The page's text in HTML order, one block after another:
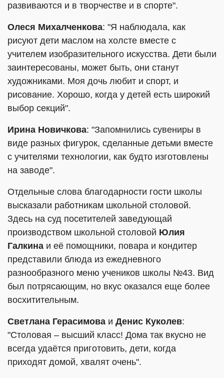
развиваются и в творчестве и в спорте".
Олеся Михалченкова: "Я наблюдала, как
рисуют дети маслом на холсте вместе с
учителем изобразительного искусства. Дети были
заинтересованы, может быть, они станут
художниками. Моя дочь любит и спорт, и
рисование. Хорошо, когда у детей есть широкий
выбор секций".
Ирина Новичкова: "Запомнились сувениры в
виде разных фигурок, сделанные детьми вместе
с учителями технологии, как будто изготовлены
на заводе".
Отдельные слова благодарности гости школы
высказали работникам школьной столовой.
Здесь на суд посетителей заведующай
производством школьной столовой Юлия
Галкина и её помощники, повара и кондитер
представили блюда из ежедневного
разнообразного меню учеников школы №43. Вид
был потрясающим, но вкус оказался еще более
восхитительным.
Светлана Герасимова и Денис Куколев:
"Столовая – высший класс! Дома так вкусно не
всегда удаётся приготовить, дети, когда
приходят домой, хвалят очень".